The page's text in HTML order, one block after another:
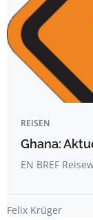
REISEN
Ghana:
EN BREF
Felix Krüger